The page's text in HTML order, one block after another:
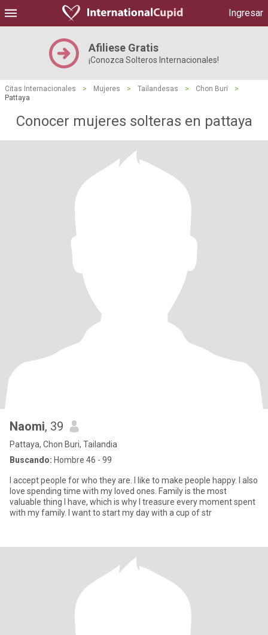
Ingresar
Afiliese Gratis
¡Conozca Solteros Internacionales!
Citas Internacionales > Mujeres > Tailandesas > Chon Buri
>
Pattaya
Conocer mujeres solteras en pattaya
Naomi, 39
Pattaya, Chon Buri, Tailandia
Buscando: Hombre 46 - 99
I accept people for who they are. I like to make people happy. I also
love spending time with my loved ones. Family is the most
valuable thing I have, which is why I treasure every moment spent
with my family. I want to start my day with a cup of str